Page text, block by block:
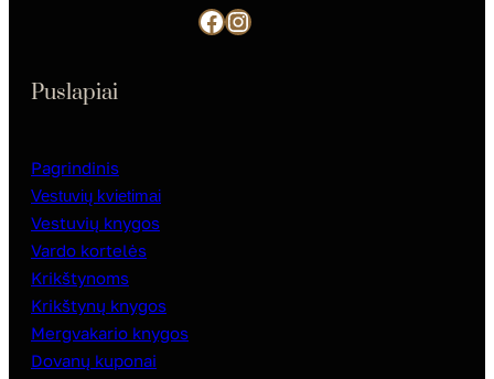
Facebook Instagram
Puslapiai
Pagrindinis
Vestuvių kvietimai
Vestuvių knygos
Vardo kortelės
Krikštynoms
Krikštynų knygos
Mergvakario knygos
Dovanų kuponai